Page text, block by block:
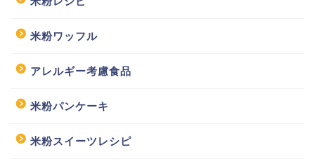
米粉ワッフル
アレルギー考慮食品
米粉パンケーキ
米粉スイーツレシピ